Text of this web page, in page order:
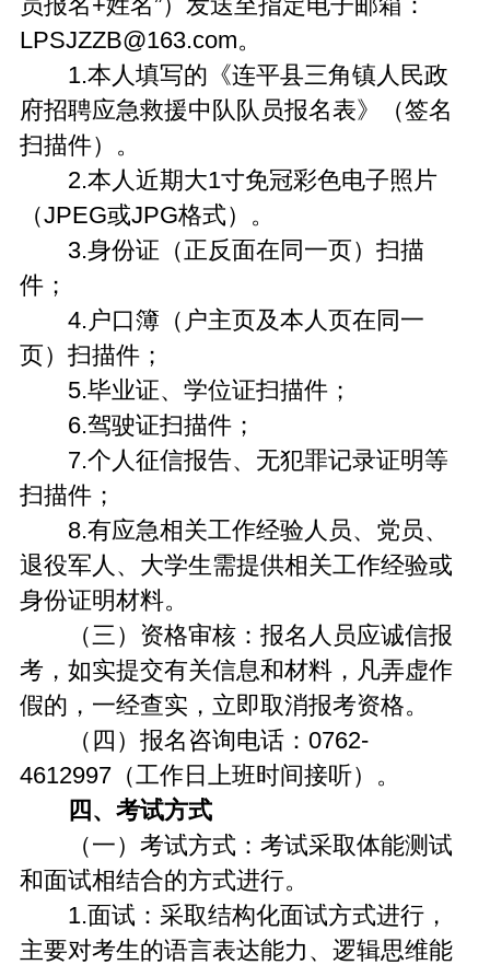
员报名+姓名”）发送至指定电子邮箱：
LPSJZZB@163.com。
1.本人填写的《连平县三角镇人民政
府招聘应急救援中队队员报名表》（签名
扫描件）。
2.本人近期大1寸免冠彩色电子照片
（JPEG或JPG格式）。
3.身份证（正反面在同一页）扫描
件；
4.户口簿（户主页及本人页在同一
页）扫描件；
5.毕业证、学位证扫描件；
6.驾驶证扫描件；
7.个人征信报告、无犯罪记录证明等
扫描件；
8.有应急相关工作经验人员、党员、
退役军人、大学生需提供相关工作经验或
身份证明材料。
（三）资格审核：报名人员应诚信报
考，如实提交有关信息和材料，凡弄虚作
假的，一经查实，立即取消报考资格。
（四）报名咨询电话：0762-
4612997（工作日上班时间接听）。
四、考试方式
（一）考试方式：考试采取体能测试
和面试相结合的方式进行。
1.面试：采取结构化面试方式进行，
主要对考生的语言表达能力、逻辑思维能